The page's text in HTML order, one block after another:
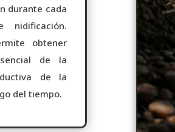
durante cada
nidificación.
obtener
de la
de la
del tiempo.